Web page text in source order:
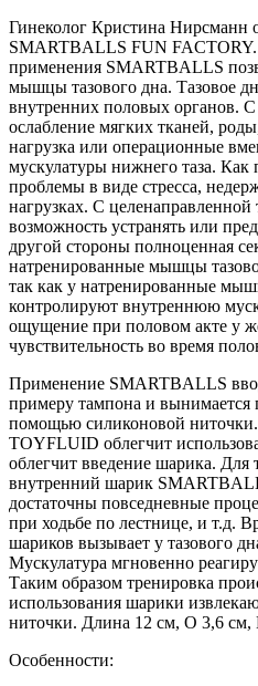
Гинеколог Кристина Нирсманн
SMARTBALLS FUN FACTORY.
применения SMARTBALLS
мышцы тазового дна. Тазовое
внутренних половых органов.
ослабление мягких тканей,
нагрузка или операционные
мускулатуры нижнего таза. Как
проблемы в виде стресса,
нагрузках. С целенаправленной
возможность устранять или
другой стороны полноценная
натренированные мышцы
так как у натренированные
контролируют внутреннюю
ощущение при половом акте у
чувствительность во время
Применение SMARTBALLS
примеру тампона и вынимается
помощью силиконовой ниточки.
TOYFLUID облегчит
облегчит введение шарика. Для
внутренний шарик
достаточны повседневные
при ходьбе по лестнице, и т.д.
шариков вызывает у тазового
Мускулатура мгновенно
Таким образом тренировка
использования шарики
ниточки. Длина 12 см, O 3,6 см,
Особенности: